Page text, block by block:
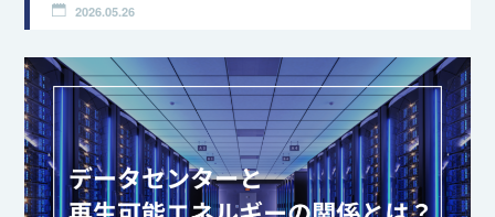
2026.05.26